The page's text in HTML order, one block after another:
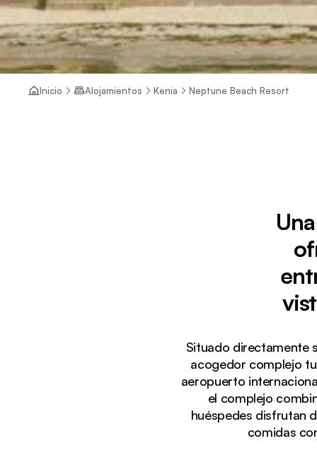
Inicio Alojamientos Kenia Neptune Beach Resort
Situado directamente
acogedor complejo
aeropuerto
el complejo
huéspedes disfrutan
comidas